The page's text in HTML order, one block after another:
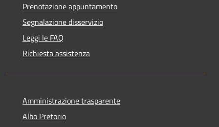
Prenotazione appuntamento
Segnalazione disservizio
Leggi le FAQ
Richiesta assistenza
Amministrazione trasparente
Albo Pretorio